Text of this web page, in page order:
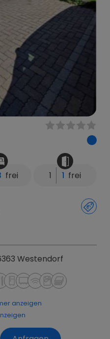
frei 1 1 frei
Westendorf
anzeigen